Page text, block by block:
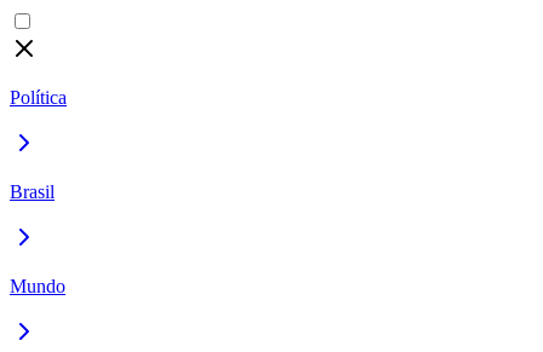
Política
Brasil
Mundo